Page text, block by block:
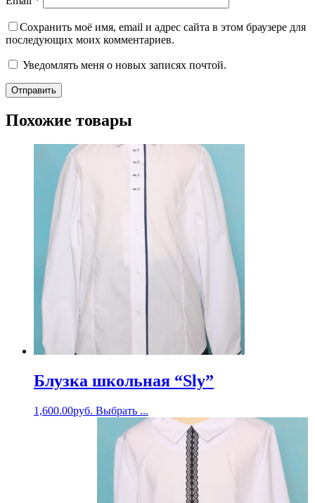
Сохранить моё имя, email и адрес сайта в этом браузере для
последующих моих комментариев.
Уведомлять меня о новых записях почтой.
Похожие товары
Блузка школьная “Sly”
1,600.00руб. Выбрать ...